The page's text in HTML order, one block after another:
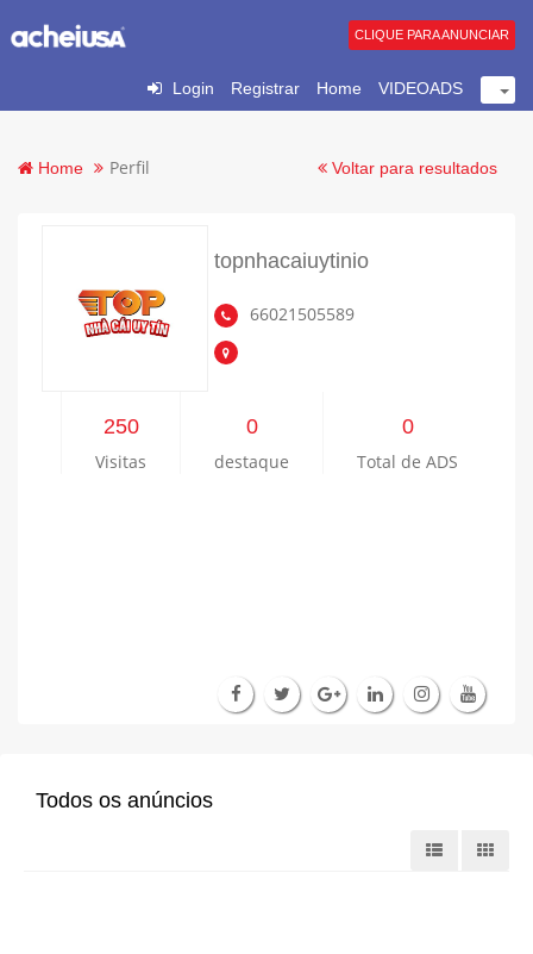
Login Registrar Home VIDEOADS
CLIQUE PARA ANUNCIAR
Home Perfil Voltar para resultados
topnhacaiuytinio
66021505589
250
Visitas
0
destaque
0
Total de ADS
Todos os anúncios